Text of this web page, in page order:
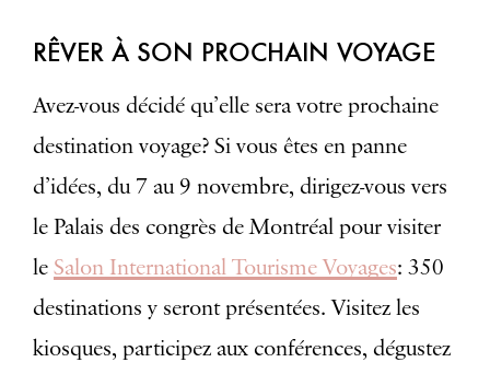
RÊVER À SON PROCHAIN VOYAGE
Avez-vous décidé qu’elle sera votre prochaine
destination voyage? Si vous êtes en panne
d’idées, du 7 au 9 novembre, dirigez-vous vers
le Palais des congrès de Montréal pour visiter
leSalon International Tourisme Voyages: 350
destinations y seront présentées. Visitez les
kiosques, participez aux conférences, dégustez